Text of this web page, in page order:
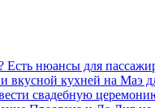
Есть нюансы для
вкусной кухней на Маэ
свадебную